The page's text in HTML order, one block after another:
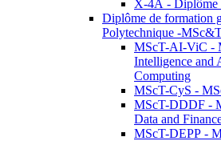
X-4A - Diplôme
Diplôme de formation
Polytechnique -
MScT-AI-ViC -
Intelligence and
Computing
MScT-CyS -
MScT-DDDF -
Data and
MScT-DEPP -